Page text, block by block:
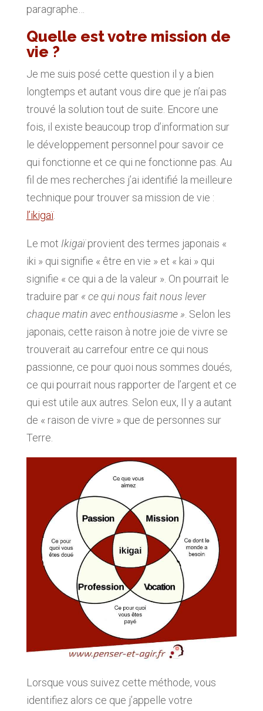
paragraphe…
Quelle est votre mission de
vie ?
Je me suis posé cette question il y a bien
longtemps et autant vous dire que je n’ai pas
trouvé la solution tout de suite. Encore une
fois, il existe beaucoup trop d’information sur
le développement personnel pour savoir ce
qui fonctionne et ce qui ne fonctionne pas. Au
fil de mes recherches j’ai identifié la meilleure
technique pour trouver sa mission de vie :
l’ikigaï.
Le mot Ikigaïprovient des termes japonais «
iki » qui signifie « être en vie » et « kai » qui
signifie « ce qui a de la valeur ». On pourrait le
traduire par « ce qui nous fait nous lever
chaque matin avec enthousiasme ». Selon les
japonais, cette raison à notre joie de vivre se
trouverait au carrefour entre ce qui nous
passionne, ce pour quoi nous sommes doués,
ce qui pourrait nous rapporter de l’argent et ce
qui est utile aux autres. Selon eux, Il y a autant
de « raison de vivre » que de personnes sur
Terre.
Lorsque vous suivez cette méthode, vous
identifiez alors ce que j’appelle votre